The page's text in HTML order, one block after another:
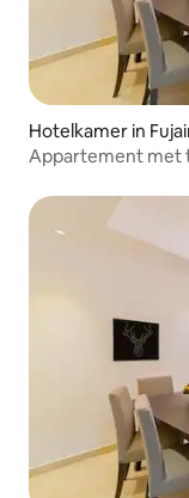
Hotelkamer in
Appartement met